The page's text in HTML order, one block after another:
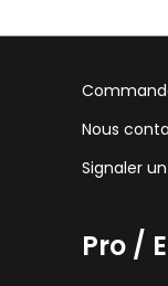
Nous
Signaler
Pro /